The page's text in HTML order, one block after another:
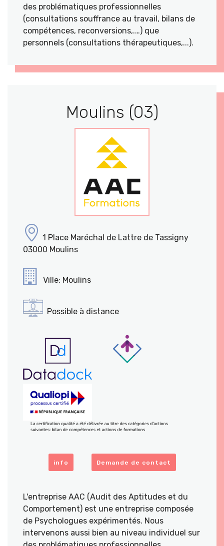
des problématiques professionnelles
(consultations souffrance au travail, bilans de
compétences, reconversions,.…) que
personnels (consultations thérapeutiques,...).
Moulins (03)
1 Place Maréchal de Lattre de Tassigny
03000 Moulins
Ville: Moulins
Possible à distance
info Demande de contact
L'entreprise AAC (Audit des Aptitudes et du
Comportement) est une entreprise composée
de Psychologues expérimentés. Nous
intervenons aussi bien au niveau individuel sur